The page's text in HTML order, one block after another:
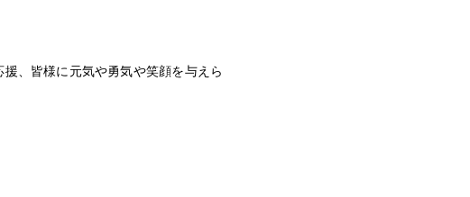
て多くない活動量ですが、自己のキ